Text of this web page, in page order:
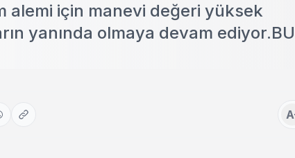
alemi için manevi değeri yüksek
yanında olmaya devam